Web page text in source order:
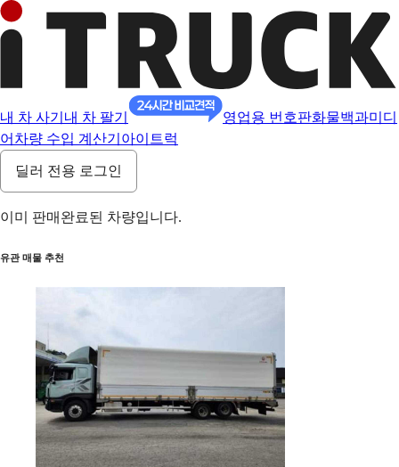
내 차 사기 내 차 팔기 영업용 번호판화물백과미디
어 차량 수입 계산기 아이트럭
딜러 전용 로그인
이미 판매완료된 차량입니다.
유관 매물 추천